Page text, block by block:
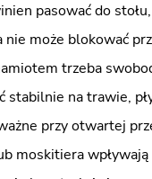
pasować do
może blokować
trzeba
na trawie,
przy otwartej
moskitiera